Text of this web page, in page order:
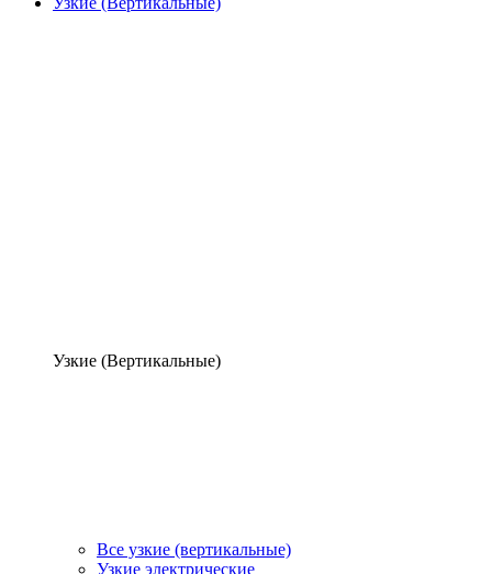
Узкие (Вертикальные)
Все узкие (вертикальные)
Узкие электрические